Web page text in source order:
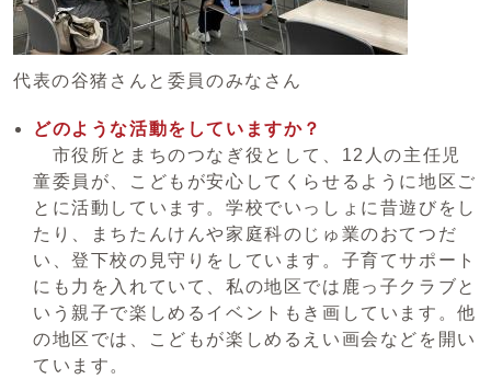
代表の谷猪さんと委員のみなさん
どのような活動をしていますか？
市役所とまちのつなぎ役として、12人の主任児
童委員が、こどもが安心してくらせるように地区ご
とに活動しています。学校でいっしょに昔遊びをし
たり、まちたんけんや家庭科のじゅ業のおてつだ
い、登下校の見守りをしています。子育てサポート
にも力を入れていて、私の地区では鹿っ子クラブと
いう親子で楽しめるイベントもき画しています。他
の地区では、こどもが楽しめるえい画会などを開い
ています。